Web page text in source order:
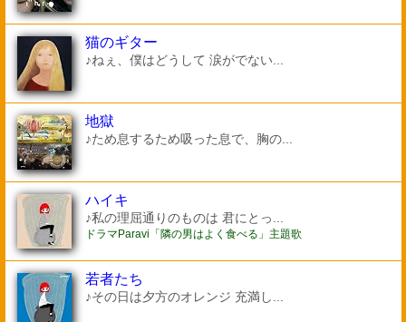
猫のギター
♪ねぇ、僕はどうして 涙がでない...
地獄
♪ため息するため吸った息で、胸の...
ハイキ
♪私の理屈通りのものは 君にとっ...
ドラマParavi「隣の男はよく食べる」主題歌
若者たち
♪その日は夕方のオレンジ 充満し...